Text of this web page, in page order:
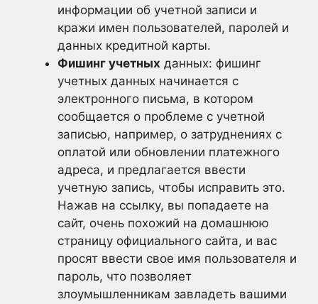
информации об учетной записи и
кражи имен пользователей, паролей и
данных кредитной карты.
Фишинг учетных данных: фишинг
учетных данных начинается с
электронного письма, в котором
сообщается о проблеме с учетной
записью, например, о затруднениях с
оплатой или обновлении платежного
адреса, и предлагается ввести
учетную запись, чтобы исправить это.
Нажав на ссылку, вы попадаете на
сайт, очень похожий на домашнюю
страницу официального сайта, и вас
просят ввести свое имя пользователя и
пароль, что позволяет
злоумышленникам завладеть вашими